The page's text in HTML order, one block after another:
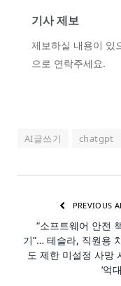
기사 제보
제보하실 내용이 있
으로 연락주세요.
AI글쓰기 chatgpt
PREVIOUS
“소프트웨어 안전
기”… 테슬라, 직원용
도 제한 미설정 사망
‘억